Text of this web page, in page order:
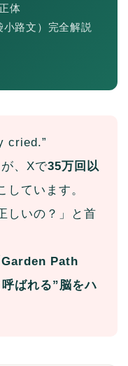
体
路文）完全解説
cried.”
、Xで35万回以
しています。
しいの？」と首
Path
ばれる”脳をハ